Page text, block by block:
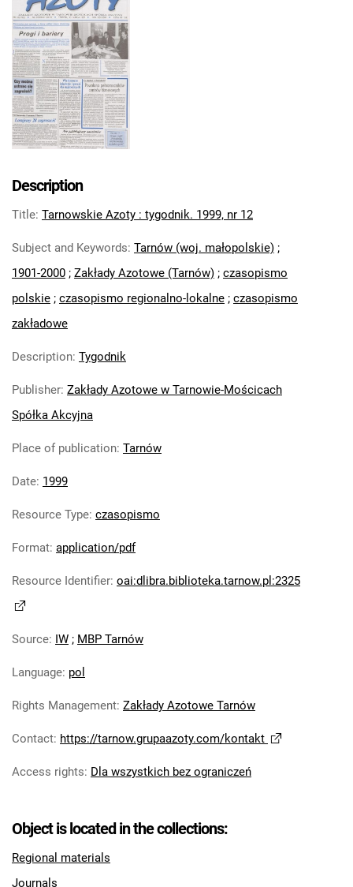
Feliksa Dzierżyńskiego. 1968
Tarnowskie Azoty : Organ Samorządu
Robotniczego Zakładów Azotowych im.
Feliksa Dzierżyńskiego. 1969
Tarnowskie Azoty : Organ Samorządu
Robotniczego Zakładów Azotowych im.
Feliksa Dzierżyńskiego. 1970
Robotniczego Zakładów Azotowych im.
Tarnowskie Azoty : Organ Samorządu
Feliksa Dzierżyńskiego. 1972
Tarnowskie Azoty : Organ Samorządu
Robotniczego Zakładów Azotowych im.
Feliksa Dzierżyńskiego. 1974
Robotniczego Zakładów Azotowych im.
Feliksa Dzierżyńskiego. 1975
Robotniczego Zakładów Azotowych im.
Feliksa Dzierżyńskiego. 1976
Robotniczego Zakładów Azotowych im.
Tarnowskie Azoty : Organ Samorządu
Robotniczego Zakładów Azotowych im.
Tarnowskie Azoty : Organ Samorządu
Tarnowskie Azoty : Organ Samorządu
Robotniczego Zakładów Azotowych im.
Tarnowskie Azoty : Organ Samorządu
Robotniczego Zakładów Azotowych im.
Tarnowskie Azoty : tygodnik Zakładów
Tarnowskie Azoty : tygodnik Zakładów
Azotowych im. Feliksa Dzierżyńskiego w
Description
Title: Tarnowskie Azoty : tygodnik. 1999, nr 12
Subject and Keywords: Tarnów (woj. małopolskie) ;
1901-2000 ; Zakłady Azotowe (Tarnów) ; czasopismo
polskie ; czasopismo regionalno-lokalne ; czasopismo
zakładowe
Description: Tygodnik
Publisher: Zakłady Azotowe w Tarnowie-Mościcach
Spółka Akcyjna
Place of publication: Tarnów
Date: 1999
Resource Type: czasopismo
Format: application/pdf
Resource Identifier: oai:dlibra.biblioteka.tarnow.pl:2325
Source: IW ; MBP Tarnów
Language: pol
Rights Management: Zakłady Azotowe Tarnów
Contact: https://tarnow.grupaazoty.com/kontakt
Access rights: Dla wszystkich bez ograniczeń
Object is located in the collections:
Regional materials
Journals